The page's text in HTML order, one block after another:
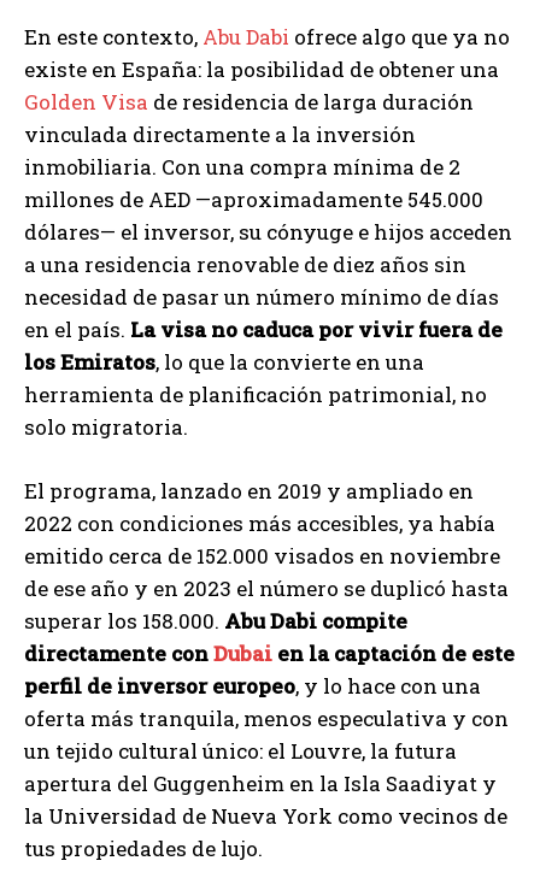
En este contexto, Abu Dabi ofrece algo que ya no
existe en España: la posibilidad de obtener una
Golden Visa de residencia de larga duración
vinculada directamente a la inversión
inmobiliaria. Con una compra mínima de 2
millones de AED —aproximadamente 545.000
dólares— el inversor, su cónyuge e hijos acceden
a una residencia renovable de diez años sin
necesidad de pasar un número mínimo de días
en el país. La visa no caduca por vivir fuera de
los Emiratos, lo que la convierte en una
herramienta de planificación patrimonial, no
solo migratoria.
El programa, lanzado en 2019 y ampliado en
2022 con condiciones más accesibles, ya había
emitido cerca de 152.000 visados en noviembre
de ese año y en 2023 el número se duplicó hasta
superar los 158.000. Abu Dabi compite
directamente conDubai en la captación de este
perfil de inversor europeo, y lo hace con una
oferta más tranquila, menos especulativa y con
un tejido cultural único: el Louvre, la futura
apertura del Guggenheim en la Isla Saadiyat y
la Universidad de Nueva York como vecinos de
tus propiedades de lujo.